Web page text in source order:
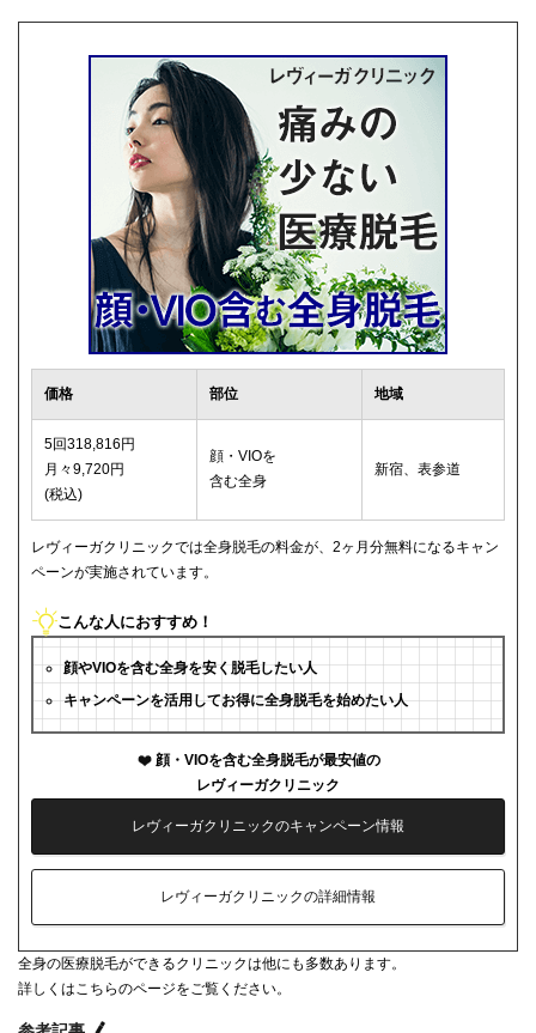
価格 部位 地域
5回318,816円
月々9,720円
(税込)
顔・VIOを
含む全身
新宿、表参道
レヴィーガクリニックでは全身脱毛の料金が、2ヶ月分無料になるキャン
ペーンが実施されています。
こんな人におすすめ！
顔やVIOを含む全身を安く脱毛したい人
キャンペーンを活用してお得に全身脱毛を始めたい人
顔・VIOを含む全身脱毛が最安値の
レヴィーガクリニック
レヴィーガクリニックのキャンペーン情報
レヴィーガクリニックの詳細情報
全身の医療脱毛ができるクリニックは他にも多数あります。
詳しくはこちらのページをご覧ください。